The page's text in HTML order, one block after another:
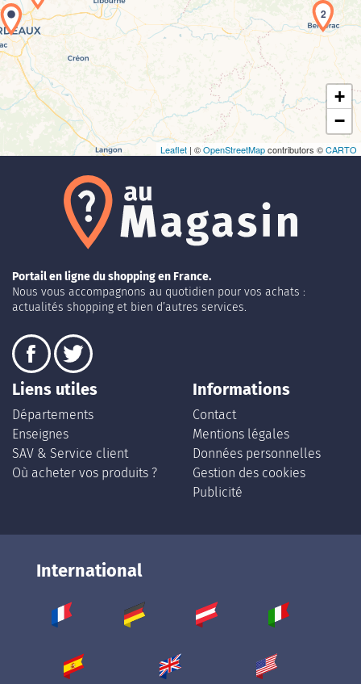
Chargement de la carte en cours...
2
+
−
Leaflet | ©OpenStreetMapcontributors ©CARTO
Portail en ligne du shopping en France.
Nous vous accompagnons au quotidien pour vos achats :
actualités shopping et bien d’autres services.
Liens utiles
Départements
Enseignes
SAV & Service client
Où acheter vos produits ?
Informations
Contact
Mentions légales
Données personnelles
Gestion des cookies
Publicité
International